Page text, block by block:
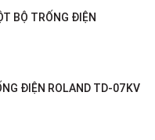
BỘ TRỐNG ĐIỆN
ĐIỆN ROLAND TD-07KV